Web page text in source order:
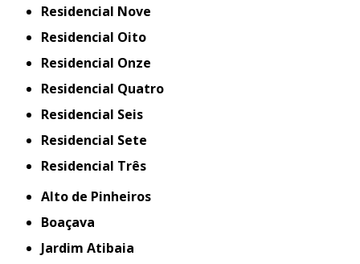
Residencial Nove
Residencial Oito
Residencial Onze
Residencial Quatro
Residencial Seis
Residencial Sete
Residencial Três
Alto de Pinheiros
Boaçava
Jardim Atibaia